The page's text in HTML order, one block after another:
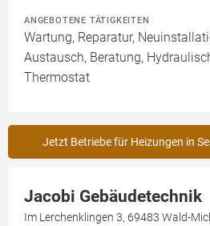
ANGEBOTENE TÄTIGKEITEN
Wartung, Reparatur,
Austausch, Beratung,
Thermostat
Jetzt Betriebe für Heizungen in
Jacobi Gebäudetechnik
Im Lerchenklingen 3, 69483 Wald-